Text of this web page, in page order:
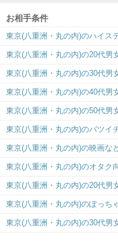
東京ラウンジ5F
関東エリア最大規模の会場で運命の
お相手条件
東京(八重洲・丸の内)のハイス
東京(八重洲・丸の内)の20代男
東京(八重洲・丸の内)の30代男
東京(八重洲・丸の内)の40代男
東京(八重洲・丸の内)の50代男
東京(八重洲・丸の内)のバツイ
東京(八重洲・丸の内)の映画な
東京(八重洲・丸の内)のオタク
東京(八重洲・丸の内)の20代男
東京(八重洲・丸の内)のぽっち
東京(八重洲・丸の内)の30代男